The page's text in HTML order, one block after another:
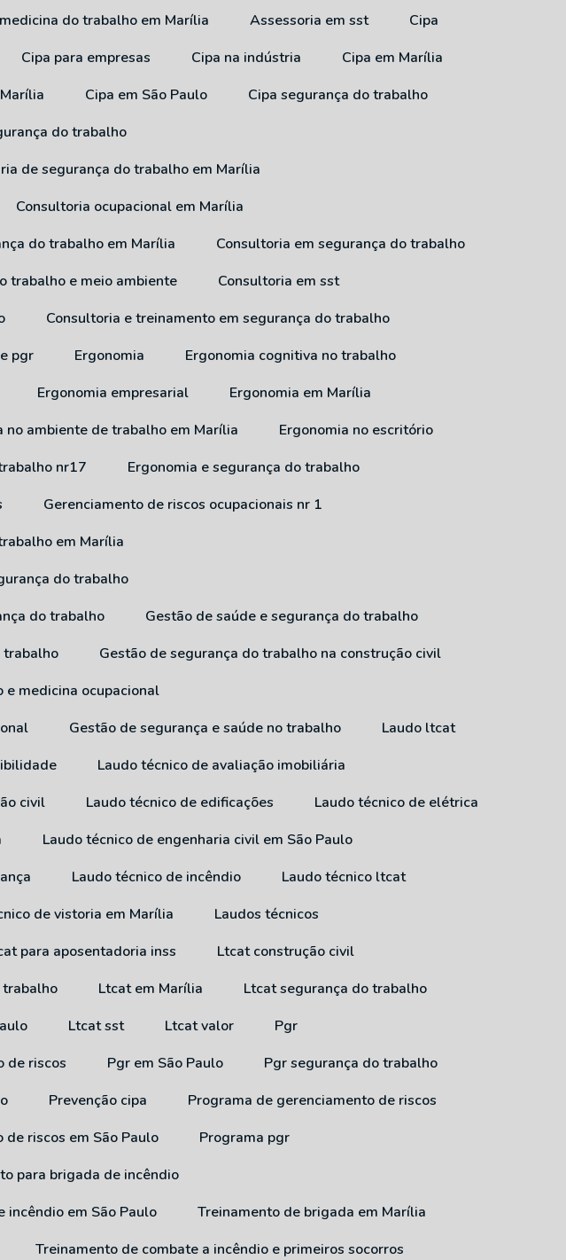
do trabalho em Marília Assessoria em sst
Cipa
Cipa para empresas Cipa na indústria
Cipa em Marília
Marília Cipa em São Paulo
Cipa segurança do trabalho
do trabalho
de segurança do trabalho em Marília
Consultoria ocupacional em Marília
do trabalho em Marília
Consultoria em segurança do trabalho
trabalho e meio ambiente
Consultoria em sst
Consultoria e treinamento em segurança do trabalho
pgr Ergonomia
Ergonomia cognitiva no trabalho
Ergonomia empresarial
Ergonomia em Marília
no ambiente de trabalho em Marília
Ergonomia no escritório
nr17
Ergonomia e segurança do trabalho
Gerenciamento de riscos ocupacionais nr 1
em Marília
do trabalho
do trabalho
Gestão de saúde e segurança do trabalho
trabalho
Gestão de segurança do trabalho na construção civil
e medicina ocupacional
Gestão de segurança e saúde no trabalho
Laudo ltcat
Laudo técnico de avaliação imobiliária
civil Laudo técnico de edificações
Laudo técnico de elétrica
Laudo técnico de engenharia civil em São Paulo
Laudo técnico de incêndio
Laudo técnico ltcat
de vistoria em Marília
Laudos técnicos
para aposentadoria inss
Ltcat construção civil
trabalho Ltcat em Marília
Ltcat segurança do trabalho
Ltcat sst Ltcat valor
Pgr
de riscos Pgr em São Paulo
Pgr segurança do trabalho
Prevenção cipa
Programa de gerenciamento de riscos
de riscos em São Paulo
Programa pgr
para brigada de incêndio
incêndio em São Paulo
Treinamento de brigada em Marília
Treinamento de combate a incêndio e primeiros socorros